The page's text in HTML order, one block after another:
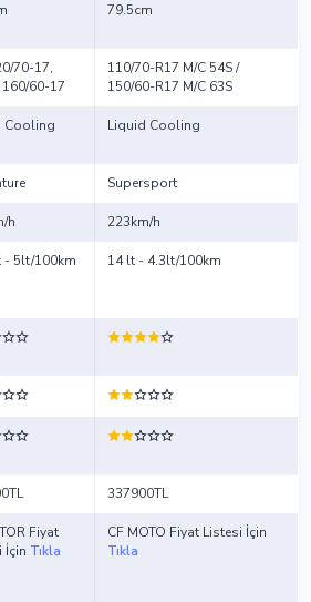
79.5cm
70-17,
60-17
110/70-R17 M/C 54S /
150/60-R17 M/C 63S
Cooling Liquid Cooling
Supersport
h 223km/h
- 5lt/100km 14 lt - 4.3lt/100km
337900TL
Fiyat
İçin Tıkla
CF MOTO Fiyat Listesi İçin
Tıkla